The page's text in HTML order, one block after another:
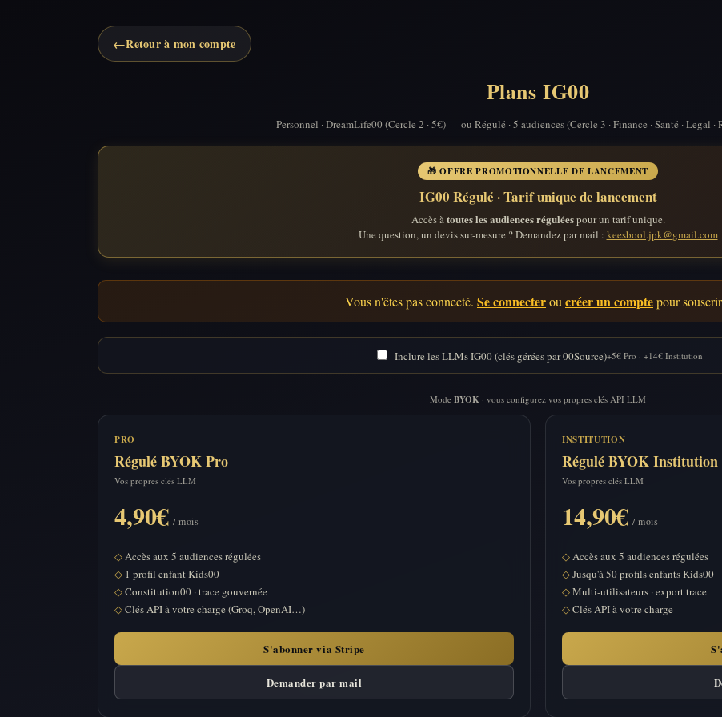
←Retour à mon compte
Plans IG00
Personnel · DreamLife00 (Cercle 2 · 5€) — ou Régulé · 5 audiences (Cercle 3 · Finance · Santé · Legal ·
🎁 OFFRE PROMOTIONNELLE DE LANCEMENT
IG00 Régulé · Tarif unique de lancement
Accès àtoutes les audiences réguléespour un tarif unique.
Une question, un devis sur-mesure ? Demandez par mail : keesbool.jpk@gmail.com
Vous n'êtes pas connecté. Se connecterou créer un comptepour
Inclure les LLMs IG00 (clés gérées par 00Source)+5€ Pro · +14€ Institution
Mode BYOK · vous configurez vos propres clés API LLM
PRO
Régulé BYOK Pro
Vos propres clés LLM
4,90€ / mois
Accès aux 5 audiences régulées
1 profil enfant Kids00
Constitution00 · trace gouvernée
Clés API à votre charge (Groq, OpenAI…)
S'abonner via Stripe
Demander par mail
INSTITUTION
Régulé BYOK Institution
Vos propres clés LLM
14,90€ / mois
Accès aux 5 audiences régulées
Jusqu'à 50 profils enfants Kids00
Multi-utilisateurs · export trace
Clés API à votre charge